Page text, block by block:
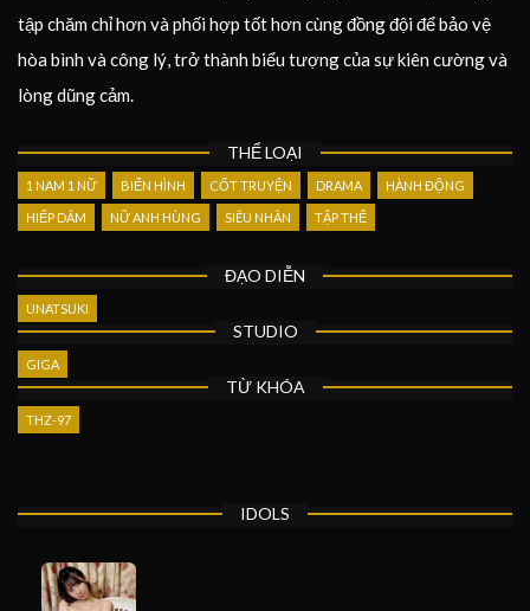
tập chăm chỉ hơn và phối hợp tốt hơn cùng đồng đội để bảo vệ
hòa bình và công lý, trở thành biểu tượng của sự kiên cường và
lòng dũng cảm.
THỂ LOẠI
1 NAM 1 NỮ BIẾN HÌNH CỐT TRUYỆN DRAMA HÀNH ĐỘNG
HIẾP DÂM NỮ ANH HÙNG SIÊU NHÂN TẬP THỂ
ĐẠO DIỄN
UNATSUKI
STUDIO
GIGA
TỪ KHÓA
THZ-97
IDOLS